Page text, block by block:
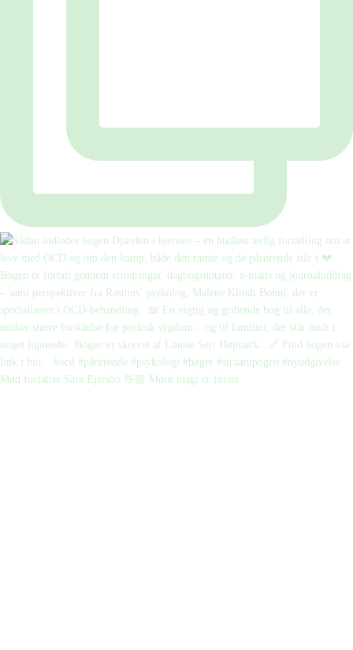
Mød forfatter Sara Ejersbo 👋🏼 Mørk magi er første